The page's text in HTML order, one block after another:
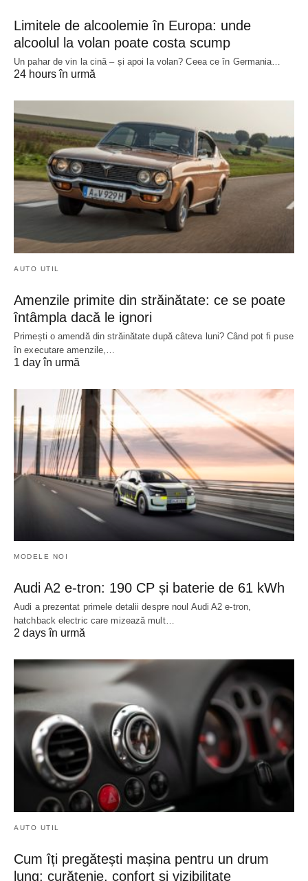
Limitele de alcoolemie în Europa: unde
alcoolul la volan poate costa scump
Un pahar de vin la cină – și apoi la volan? Ceea ce în Germania…
24 hours în urmă
AUTO UTIL
Amenzile primite din străinătate: ce se poate
întâmpla dacă le ignori
Primești o amendă din străinătate după câteva luni? Când pot fi puse
în executare amenzile,…
1 day în urmă
MODELE NOI
Audi A2 e-tron: 190 CP și baterie de 61 kWh
Audi a prezentat primele detalii despre noul Audi A2 e-tron,
hatchback electric care mizează mult…
2 days în urmă
AUTO UTIL
Cum îți pregătești mașina pentru un drum
lung: curățenie, confort și vizibilitate